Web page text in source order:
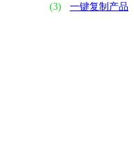
(3) 一键复制产品